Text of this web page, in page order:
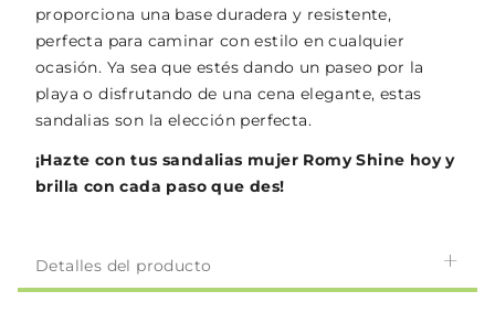
proporciona una base duradera y resistente,
perfecta para caminar con estilo en cualquier
ocasión. Ya sea que estés dando un paseo por la
playa o disfrutando de una cena elegante, estas
sandalias son la elección perfecta.
¡Hazte con tus sandalias mujer Romy Shine hoy y
brilla con cada paso que des!
Detalles del producto